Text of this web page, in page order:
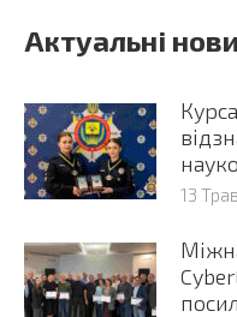
Актуальні
13